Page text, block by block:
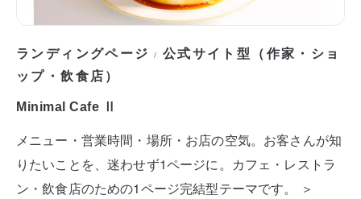
ランディングページ / 公式サイト型（作家・ショ
ップ・飲食店）
Minimal Cafe Ⅱ
メニュー・営業時間・場所・お店の空気。お客さんが知
りたいことを、迷わせず1ページに。カフェ・レストラ
ン・飲食店のための1ページ完結型テーマです。 ＞